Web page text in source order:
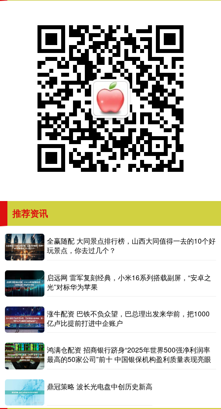
推荐资讯
全赢随配 大同景点排行榜，山西大同值得一去的10个好
玩景点，你去过几个？
启远网 雷军复刻经典，小米16系列搭载副屏，“安卓之
光”对标华为苹果
涨牛配资 巴铁不负众望，巴总理出发来华前，把1000
亿卢比提前打进中企账户
鸿满仓配资 招商银行跻身“2025年世界500强净利润率
最高的50家公司”前十 中国银保机构盈利质量表现亮眼
鼎冠策略 波长光电盘中创历史新高